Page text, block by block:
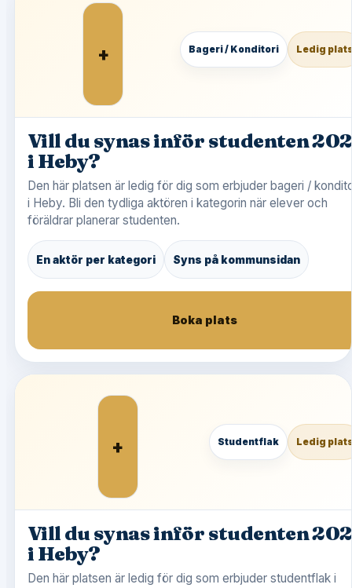
+ Bageri / Konditori Ledig
Vill du synas inför studenten
i Heby?
Den här platsen är ledig för dig som erbjuder bageri /
i Heby. Bli den tydliga aktören i kategorin när elever och
föräldrar planerar studenten.
En aktör per kategori Syns på kommunsidan
Boka plats
+ Studentflak Ledig
Vill du synas inför studenten
i Heby?
Den här platsen är ledig för dig som erbjuder studentflak i